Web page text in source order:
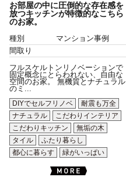
お部屋の中に圧倒的な存在感を
放つキッチンが特徴的なこちら
のお家。
種別
マンション事例
間取り
フルスケルトンリノベーションで
固定概念にとらわれない、自由な
空間のお家。 無機質とナチュラル
のミ...
DIYでセルフリノベ
耐震も万全
ナチュラル
こだわりインテリア
こだわりキッチン
無垢の木
タイル
ふたり暮らし
都心に暮らす
緑がいっぱい